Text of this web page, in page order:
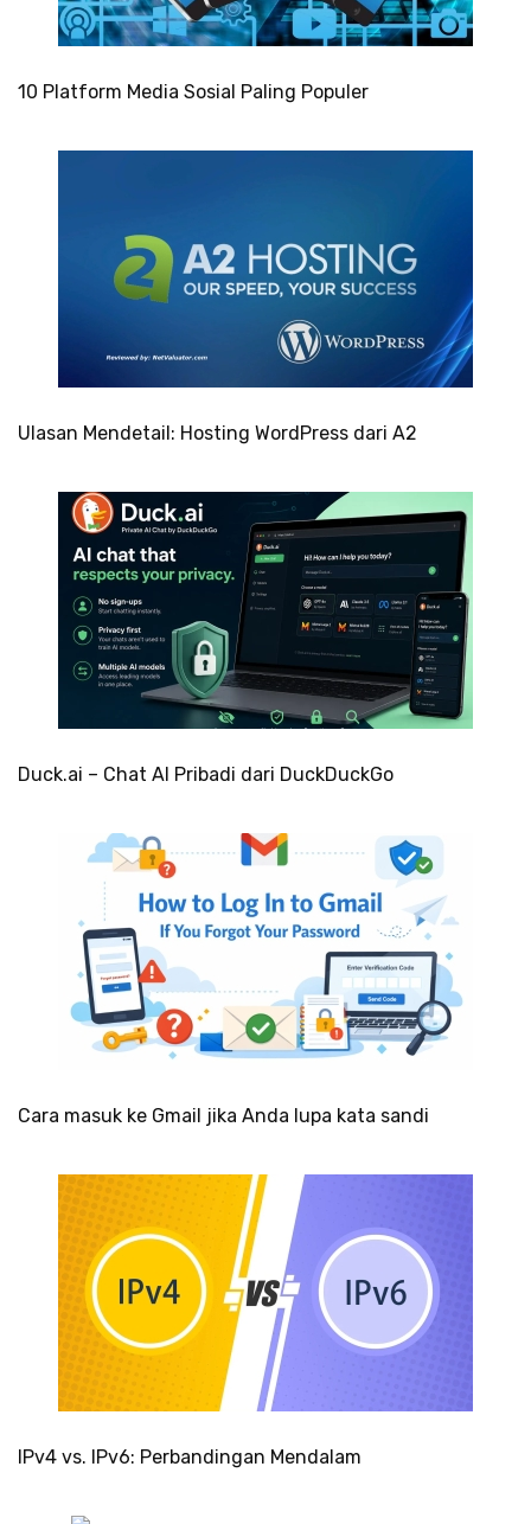
10 Platform Media Sosial Paling Populer
Ulasan Mendetail: Hosting WordPress dari A2
Duck.ai – Chat AI Pribadi dari DuckDuckGo
Cara masuk ke Gmail jika Anda lupa kata sandi
IPv4 vs. IPv6: Perbandingan Mendalam